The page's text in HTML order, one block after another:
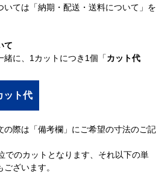
いては 「納期・配送・送料について」 を
て
緒に、1カットにつき1個「カット代
ット代
の際は「備考欄」にご希望の寸法のご記
でのカットとなります、それ以下の単
ざいます。